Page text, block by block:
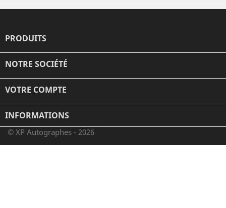
PRODUITS
NOTRE SOCIÉTÉ
VOTRE COMPTE
INFORMATIONS
© XP Autographes - 2026